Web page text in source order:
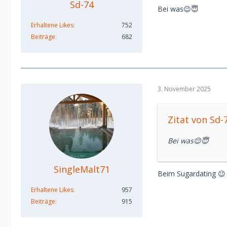
Sd-74
Erhaltene Likes
752
Beiträge
682
Bei was😉😇
SingleMalt71
Erhaltene Likes
957
Beiträge
915
3. November 2025
Zitat von Sd-
Bei was😉😇
Beim Sugardating 😉